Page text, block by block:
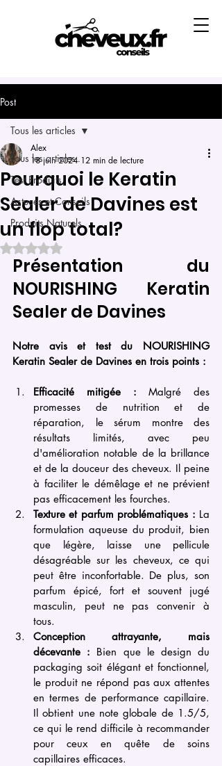
Post
Tous les articles
Test Produits
Astuces et Conseils
Produits Naturels
Tous les articles
Pourquoi le Keratin
Sealer de Davines est
un flop total?
Alex
18 juin 2024 12 min de lecture
Noté NaN étoiles sur 5.
Présentation du
NOURISHING Keratin
Sealer de Davines
Notre avis et test du NOURISHING
Keratin Sealer de Davines en trois points :
Efficacité mitigée : Malgré des
promesses de nutrition et de
réparation, le sérum montre des
résultats limités, avec peu
d'amélioration notable de la brillance
et de la douceur des cheveux. Il peine
à faciliter le démêlage et ne prévient
pas efficacement les fourches.
Texture et parfum problématiques : La
formulation aqueuse du produit, bien
que légère, laisse une pellicule
désagréable sur les cheveux, ce qui
peut être inconfortable. De plus, son
parfum épicé, fort et souvent jugé
masculin, peut ne pas convenir à
tous.
Conception attrayante, mais
décevante : Bien que le design du
packaging soit élégant et fonctionnel,
le produit ne répond pas aux attentes
en termes de performance capillaire.
Il obtient une note globale de 1.5/5,
ce qui le rend difficile à recommander
pour ceux en quête de soins
capillaires efficaces.